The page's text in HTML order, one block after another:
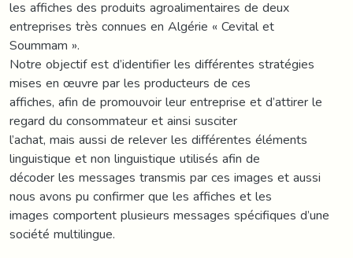
les affiches des produits agroalimentaires de deux
entreprises très connues en Algérie « Cevital et
Soummam ».
Notre objectif est d’identifier les différentes stratégies
mises en œuvre par les producteurs de ces
affiches, afin de promouvoir leur entreprise et d’attirer le
regard du consommateur et ainsi susciter
l’achat, mais aussi de relever les différentes éléments
linguistique et non linguistique utilisés afin de
décoder les messages transmis par ces images et aussi
nous avons pu confirmer que les affiches et les
images comportent plusieurs messages spécifiques d’une
société multilingue.